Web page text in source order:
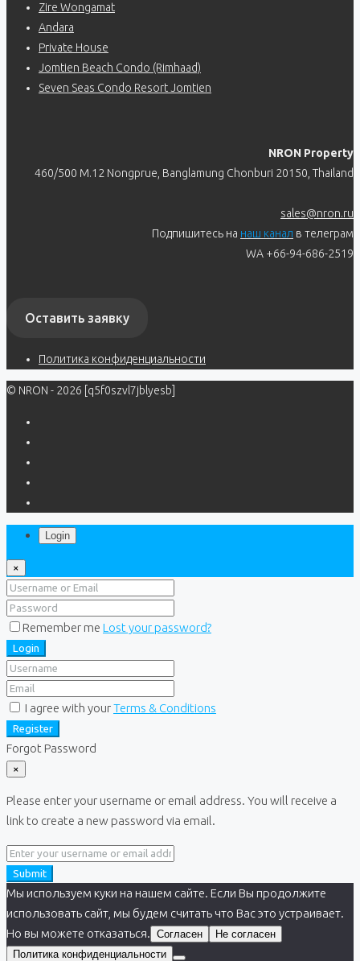
Zire Wongamat
Andara
Private House
Jomtien Beach Condo (Rimhaad)
Seven Seas Condo Resort Jomtien
NRON Property
460/500 M.12 Nongprue, Banglamung Chonburi 20150, Thailand
sales@nron.ru
Подпишитесь на наш канал в телеграм
WA +66-94-686-2519
Оставить заявку
Политика конфиденциальности
© NRON - 2026 [q5f0szvl7jblyesb]
Login
×
Remember me Lost your password?
Login
I agree with yourTerms & Conditions
Register
Forgot Password
×
Please enter your username or email address. You will receive a
link to create a new password via email.
Submit
Мы используем куки на нашем сайте. Если Вы продолжите
использовать сайт, мы будем считать что Вас это устраивает.
Но вы можете отказаться. Согласен
Не согласен
Политика конфиденциальности